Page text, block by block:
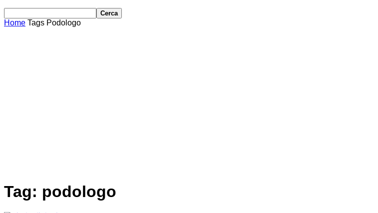
Home Tags Podologo
Tag: podologo